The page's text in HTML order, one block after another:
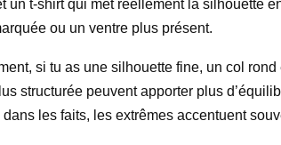
un t-shirt qui met réellement la silhouette
ou un ventre plus présent.
si tu as une silhouette fine, un col
structurée peuvent apporter plus
les faits, les extrêmes accentuent